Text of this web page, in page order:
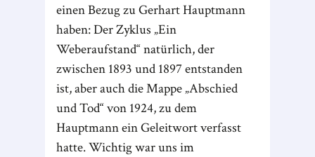
einen Bezug zu Gerhart Hauptmann
haben: Der Zyklus „Ein
Weberaufstand“ natürlich, der
zwischen 1893 und 1897 entstanden
ist, aber auch die Mappe „Abschied
und Tod“ von 1924, zu dem
Hauptmann ein Geleitwort verfasst
hatte. Wichtig war uns im